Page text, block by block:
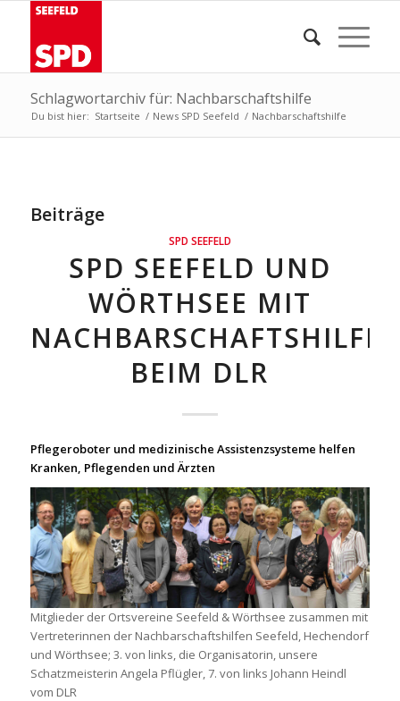
Schlagwortarchiv für: Nachbarschaftshilfe
Du bist hier: Startseite / News SPD Seefeld / Nachbarschaftshilfe
Beiträge
SPD SEEFELD
SPD SEEFELD UND
WÖRTHSEE MIT
BEIM DLR
Pflegeroboter und medizinische Assistenzsysteme helfen
Kranken, Pflegenden und Ärzten
Mitglieder der Ortsvereine Seefeld & Wörthsee zusammen mit
Vertreterinnen der Nachbarschaftshilfen Seefeld, Hechendorf
und Wörthsee; 3. von links, die Organisatorin, unsere
Schatzmeisterin Angela Pflügler, 7. von links Johann Heindl
vom DLR